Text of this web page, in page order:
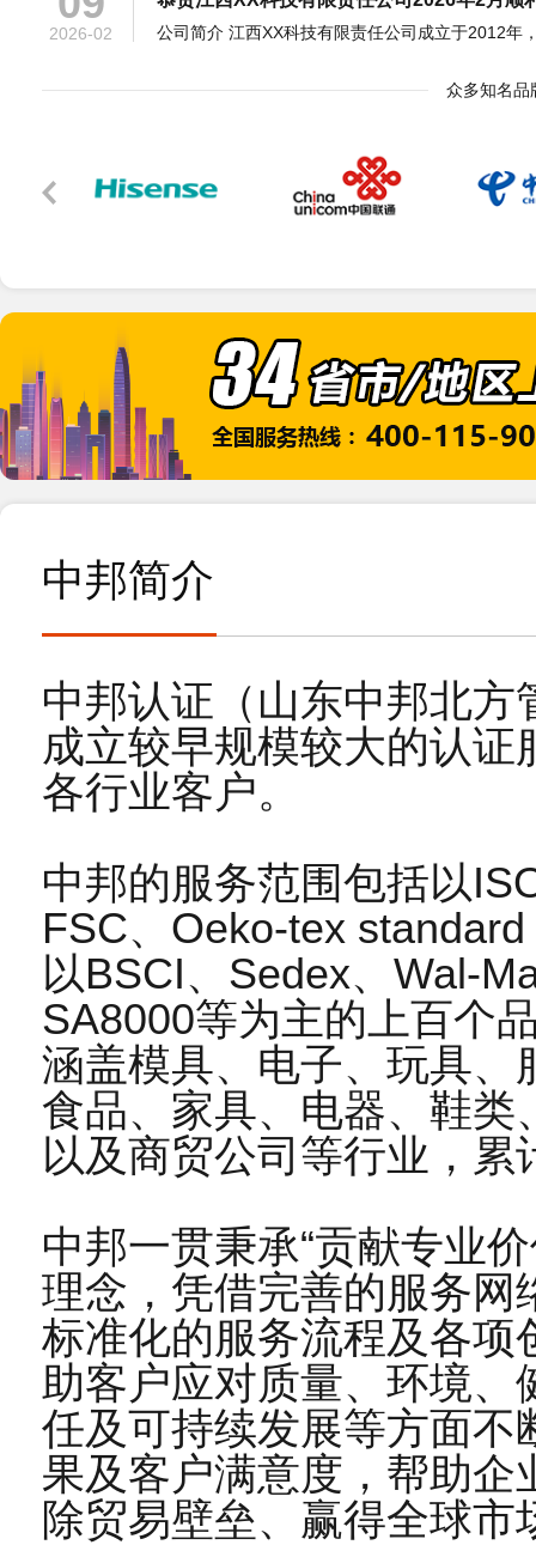
2026-01
12
2026-01
恭贺XX洛阳铜业有限公司2026年1月顺利通
07
2026-01
10
2025-11
恭贺江苏XX农化股份有限公司2025年11月
07
24
2025-10
恭贺连云港XX实业有限公司2025年10月顺
10
2025-10
恭贺山西XX新材料科技有限公司2025年10
19
16
2026-03
恭贺张家港市XX纺织有限公司2026年3月顺
03
2026-03
恭贺五莲XX制衣有限公司2026年3月顺利通
26 恭贺江苏XX塑料科技有限公司2026年2月顺
09
2026-02
恭贺江西XX科技有限责任公司2026年2月顺
20
2026-01
恭贺广汉市XX电热器材有限公司2026年1月
12
2026-01
恭贺XX洛阳铜业有限公司2026年1月顺利通
众多知名品
中邦简介
中邦认证（山东中邦北
成立较早规模较大的认
各行业客户。
中邦的服务范围包括以
FSC、Oeko-tex
以BSCI、Sedex、Wal-
SA8000等为主的上百个
涵盖模具、电子、玩具、
食品、家具、电器、鞋
以及商贸公司等行业，累
中邦一贯秉承“贡献专业
理念，凭借完善的服务网
标准化的服务流程及各项
助客户应对质量、环境、
任及可持续发展等方面不
果及客户满意度，帮助
除贸易壁垒、赢得全球市